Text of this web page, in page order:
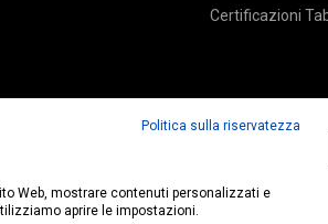
Certificazioni
Politica sulla riservatezza
Web, mostrare contenuti personalizzati e
aprire le impostazioni.